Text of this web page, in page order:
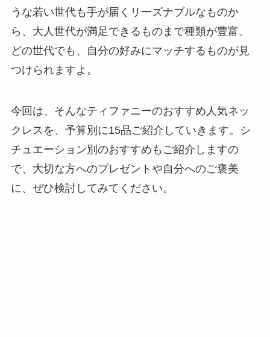
うな若い世代も手が届くリーズナブルなものか
ら、大人世代が満足できるものまで種類が豊富。
どの世代でも、自分の好みにマッチするものが見
つけられますよ。
今回は、そんなティファニーのおすすめ人気ネッ
クレスを、予算別に15品ご紹介していきます。シ
チュエーション別のおすすめもご紹介しますの
で、大切な方へのプレゼントや自分へのご褒美
に、ぜひ検討してみてください。